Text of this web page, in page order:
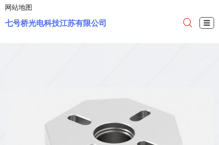
网站地图
七号桥光电科技江苏有限公司 ☰